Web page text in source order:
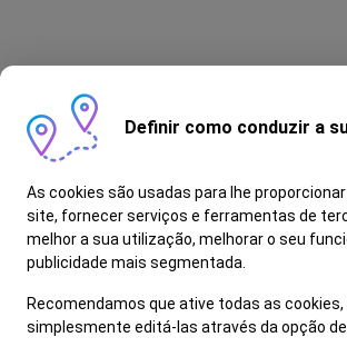
Definir como conduzir a
As cookies são usadas para lhe
site, fornecer serviços e ferramentas de
melhor a sua utilização, melhorar o seu
publicidade mais segmentada.
Recomendamos que ative todas as
simplesmente editá-las através da opção de